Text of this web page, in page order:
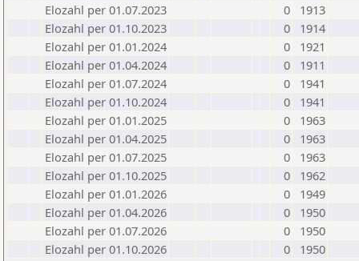
Elozahl per 01.07.2023
0
1913
Elozahl per 01.10.2023
0
1914
Elozahl per 01.01.2024
0
1921
Elozahl per 01.04.2024
0
1911
Elozahl per 01.07.2024
0
1941
Elozahl per 01.10.2024
0
1941
Elozahl per 01.01.2025
0
1963
Elozahl per 01.04.2025
0
1963
Elozahl per 01.07.2025
0
1963
Elozahl per 01.10.2025
0
1962
Elozahl per 01.01.2026
0
1949
Elozahl per 01.04.2026
0
1950
Elozahl per 01.07.2026
0
1950
Elozahl per 01.10.2026
0 1950